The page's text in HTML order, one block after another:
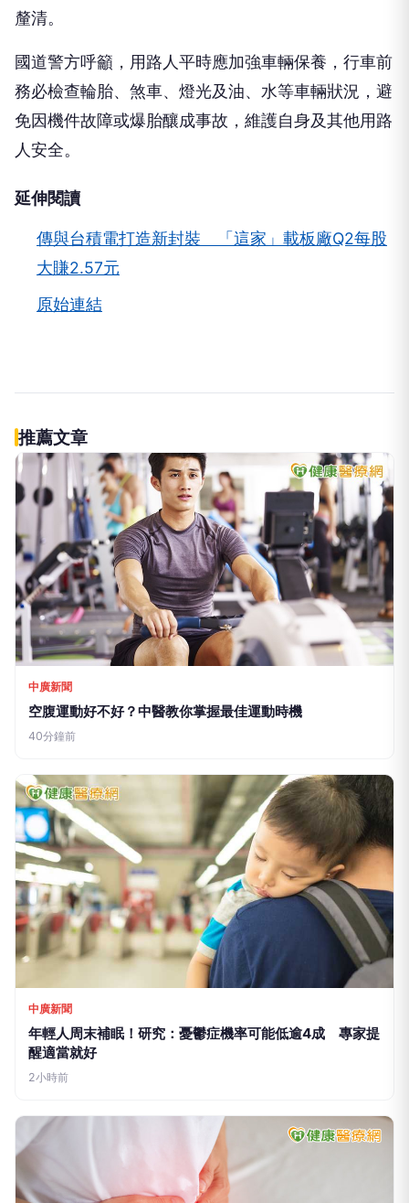
國道警方呼籲，用路人平時應加強車輛保養，行車前
務必檢查輪胎、煞車、燈光及油、水等車輛狀況，避
免因機件故障或爆胎釀成事故，維護自身及其他用路
人安全。
傳與台積電打造新封裝 「這家」載板廠Q2每股
大賺2.57元
原始連結
中廣新聞
空腹運動好不好？中醫教你掌握最佳運動時機
40分鐘前
年輕人周末補眠！研究：憂鬱症機率可能低逾4成 專家提
醒適當就好
2小時前